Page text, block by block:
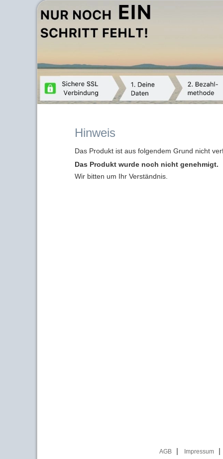
Hinweis
Das Produkt ist aus folgendem Grund nicht
Das Produkt wurde noch nicht genehmigt.
Wir bitten um Ihr Verständnis.
AGB
Impressum